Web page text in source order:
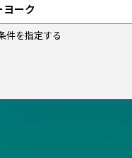
ヨーク
件を指定する